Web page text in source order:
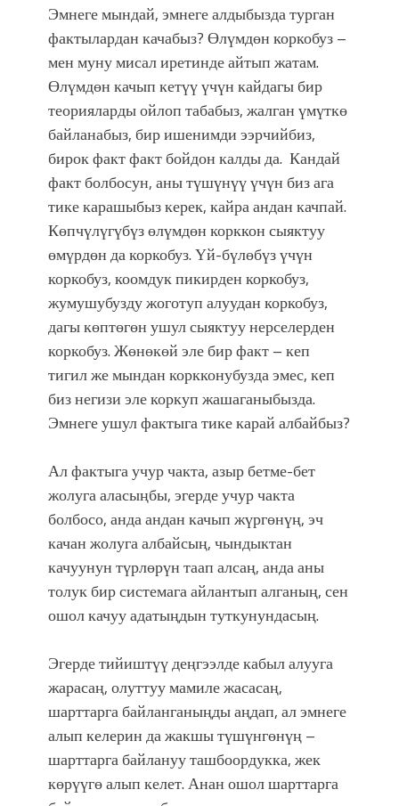
Эмнеге мындай, эмнеге алдыбызда турган
фактылардан качабыз? Өлүмдөн коркобуз –
мен муну мисал иретинде айтып жатам.
Өлүмдөн качып кетүү үчүн кайдагы бир
теорияларды ойлоп табабыз, жалган үмүткө
байланабыз, бир ишенимди ээрчийбиз,
бирок факт факт бойдон калды да. Кандай
факт болбосун, аны түшүнүү үчүн биз ага
тике карашыбыз керек, кайра андан качпай.
Көпчүлүгүбүз өлүмдөн корккон сыяктуу
өмүрдөн да коркобуз. Үй-бүлөбүз үчүн
коркобуз, коомдук пикирден коркобуз,
жумушубузду жоготуп алуудан коркобуз,
дагы көптөгөн ушул сыяктуу нерселерден
коркобуз. Жөнөкөй эле бир факт – кеп
тигил же мындан коркконубузда эмес, кеп
биз негизи эле коркуп жашаганыбызда.
Эмнеге ушул фактыга тике карай албайбыз?
Ал фактыга учур чакта, азыр бетме-бет
жолуга аласыңбы, эгерде учур чакта
болбосо, анда андан качып жүргөнүң, эч
качан жолуга албайсың, чындыктан
качуунун түрлөрүн таап алсаң, анда аны
толук бир системага айлантып алганың, сен
ошол качуу адатыңдын туткунундасың.
Эгерде тийиштүү деңгээлде кабыл алууга
жарасаң, олуттуу мамиле жасасаң,
шарттарга байланганыңды аңдап, ал эмнеге
алып келерин да жакшы түшүнгөнүң –
шарттарга байлануу ташбоордукка, жек
көрүүгө алып келет. Анан ошол шарттарга